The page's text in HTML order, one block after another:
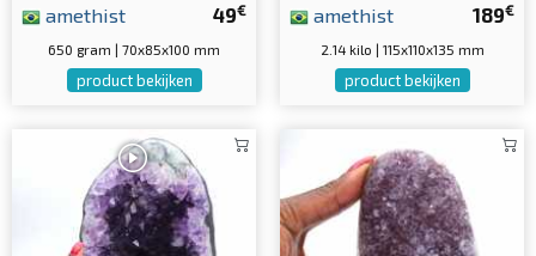
49€
amethist
650 gram | 70x85x100 mm
product bekijken
189€
amethist
2.14 kilo | 115x110x135 mm
product bekijken